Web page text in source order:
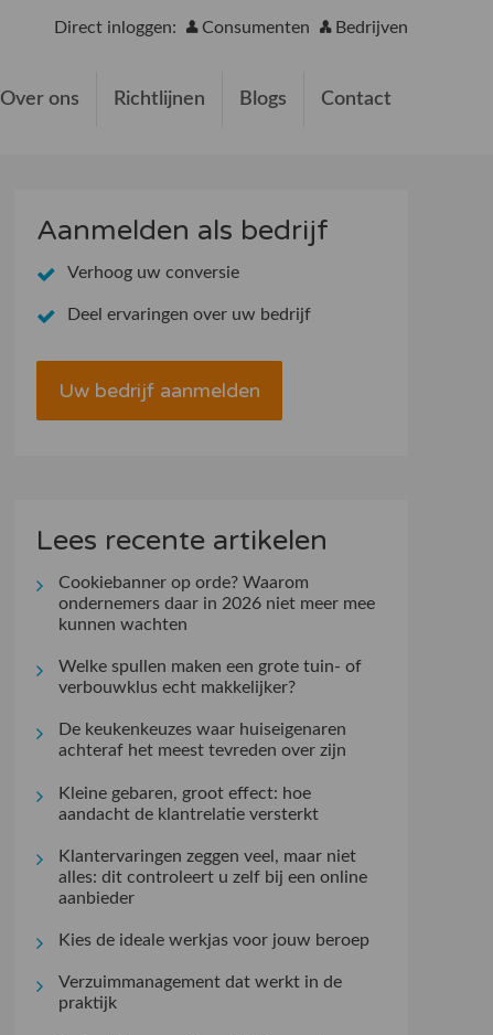
Direct inloggen: Consumenten Bedrijven
Over ons Richtlijnen Blogs Contact
Aanmelden als bedrijf
Verhoog uw conversie
Deel ervaringen over uw bedrijf
Uw bedrijf aanmelden
Lees recente artikelen
Cookiebanner op orde? Waarom
ondernemers daar in 2026 niet meer mee
kunnen wachten
Welke spullen maken een grote tuin- of
verbouwklus echt makkelijker?
De keukenkeuzes waar huiseigenaren
achteraf het meest tevreden over zijn
Kleine gebaren, groot effect: hoe
aandacht de klantrelatie versterkt
Klantervaringen zeggen veel, maar niet
alles: dit controleert u zelf bij een online
aanbieder
Kies de ideale werkjas voor jouw beroep
Verzuimmanagement dat werkt in de
praktijk